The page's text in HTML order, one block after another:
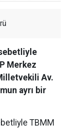
Merkez
Av.
ayrı bir
TBMM